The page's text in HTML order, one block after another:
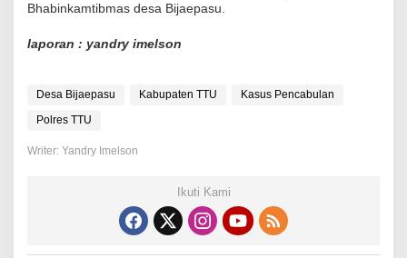
Bhabinkamtibmas desa Bijaepasu.
laporan : yandry imelson
Desa Bijaepasu Kabupaten TTU
Kasus Pencabulan
Polres TTU
Writer: Yandry Imelson
Ikuti Kami